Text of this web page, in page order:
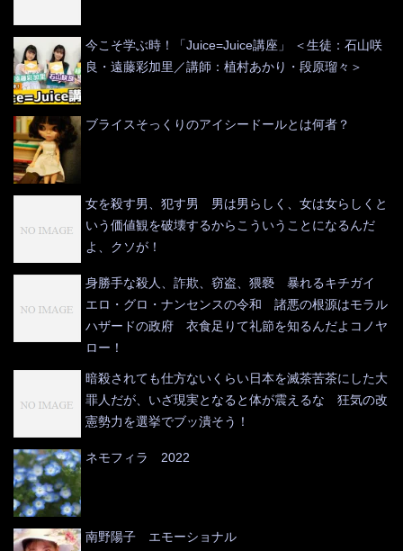
今こそ学ぶ時！「Juice=Juice講座」 ＜生徒：石山咲
良・遠藤彩加里／講師：植村あかり・段原瑠々＞
ブライスそっくりのアイシードールとは何者？
女を殺す男、犯す男 男は男らしく、女は女らしくと
いう価値観を破壊するからこういうことになるんだ
よ、クソが！
身勝手な殺人、詐欺、窃盗、猥褻 暴れるキチガイ
エロ・グロ・ナンセンスの令和 諸悪の根源はモラル
ハザードの政府 衣食足りて礼節を知るんだよコノヤ
ロー！
暗殺されても仕方ないくらい日本を滅茶苦茶にした大
罪人だが、いざ現実となると体が震えるな 狂気の改
憲勢力を選挙でブッ潰そう！
ネモフィラ 2022
南野陽子 エモーショナル